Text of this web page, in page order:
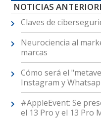
NOTICIAS
Claves de
Neurociencia al
marcas
Cómo será el
Instagram y
#AppleEvent: Se
el 13 Pro y el 13 Pro